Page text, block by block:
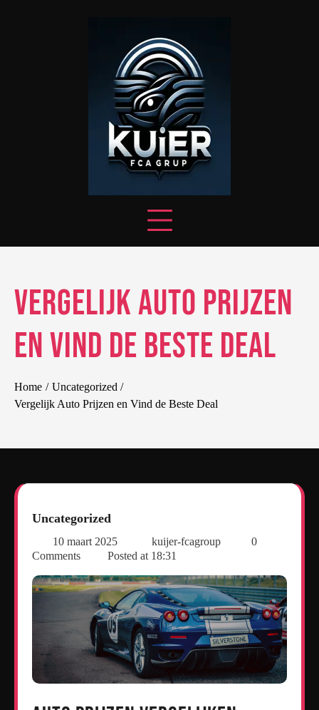
Vergelijk Auto Prijzen
en Vind de Beste Deal
Home
Uncategorized
Vergelijk Auto Prijzen en Vind de Beste Deal
Uncategorized
10 maart 2025 kuijer-fcagroup
0
Comments
Posted at 18:31